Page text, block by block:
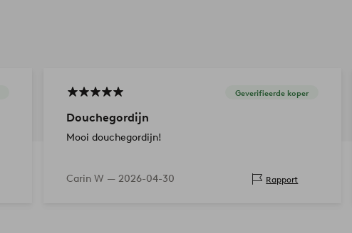
Geverifieerde koper
Douchegordijn
Mooi douchegordijn!
Carin W — 2026-04-30 Rapport